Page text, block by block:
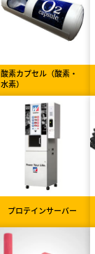
酸素カプセル（酸素・
水素）
プロテインサーバー